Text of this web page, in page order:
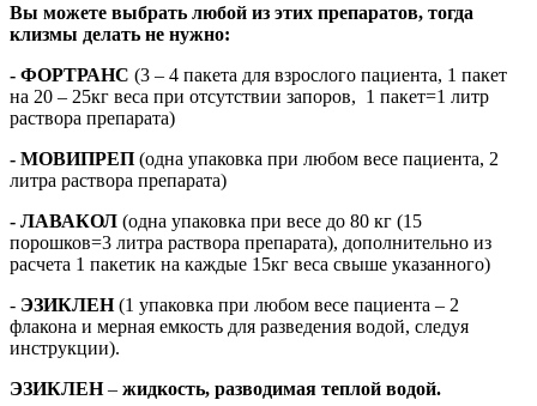
Вы можете выбрать любой из этих препаратов, тогда
клизмы делать не нужно:
- ФОРТРАНС (3 – 4 пакета для взрослого пациента, 1 пакет
на 20 – 25кг веса при отсутствии запоров, 1 пакет=1 литр
раствора препарата)
- МОВИПРЕП (одна упаковка при любом весе пациента, 2
литра раствора препарата)
- ЛАВАКОЛ (одна упаковка при весе до 80 кг (15
порошков=3 литра раствора препарата), дополнительно из
расчета 1 пакетик на каждые 15кг веса свыше указанного)
- ЭЗИКЛЕН(1 упаковка при любом весе пациента – 2
флакона и мерная емкость для разведения водой, следуя
инструкции).
ЭЗИКЛЕН– жидкость, разводимая теплой водой.